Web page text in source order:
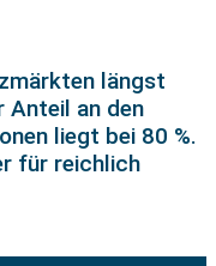
längst
Anteil an den
liegt bei 80 %.
für reichlich